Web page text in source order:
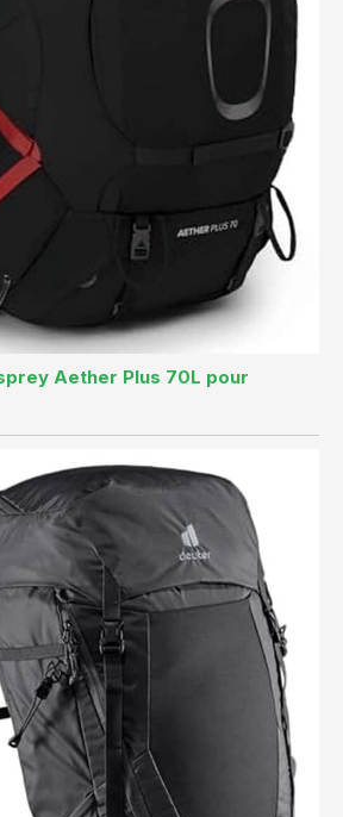
Aether Plus 70L pour